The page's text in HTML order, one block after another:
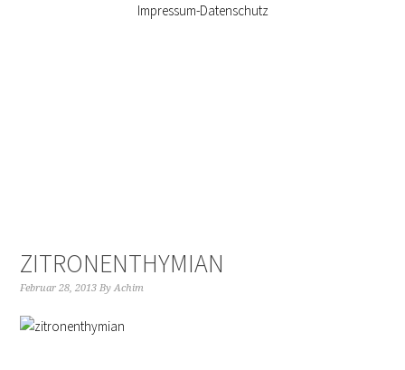
Impressum-Datenschutz
ZITRONENTHYMIAN
Februar 28, 2013 ByAchim